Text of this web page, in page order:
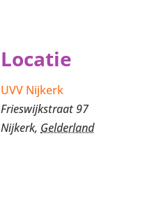
Locatie
UVV Nijkerk
Frieswijkstraat 97
Nijkerk, Gelderland